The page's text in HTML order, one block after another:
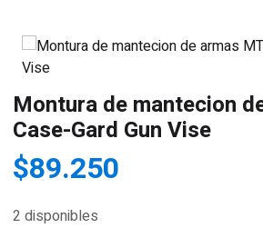
Montura de mantecion
Case-Gard Gun Vise
$89.250
2 disponibles